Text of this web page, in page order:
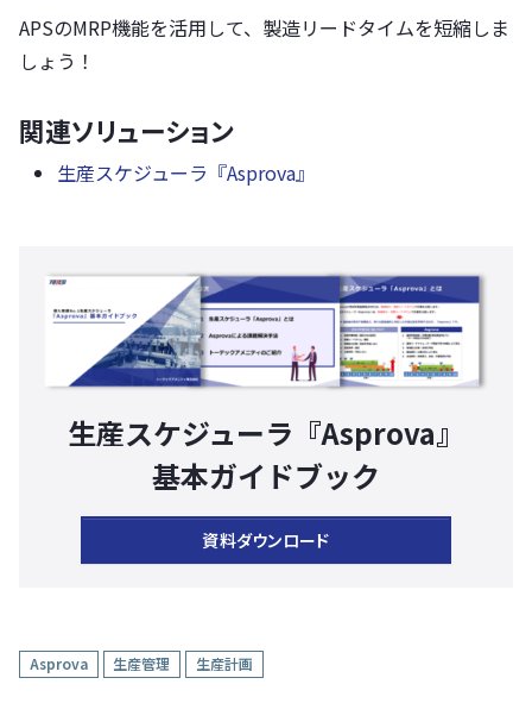
APSのMRP機能を活用して、製造リードタイムを短縮しま
しょう！
関連ソリューション
生産スケジューラ『Asprova』
生産スケジューラ『Asprova』
基本ガイドブック
資料ダウンロード
Asprova 生産管理 生産計画